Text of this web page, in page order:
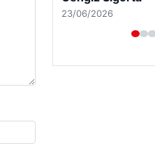
23/06/2026